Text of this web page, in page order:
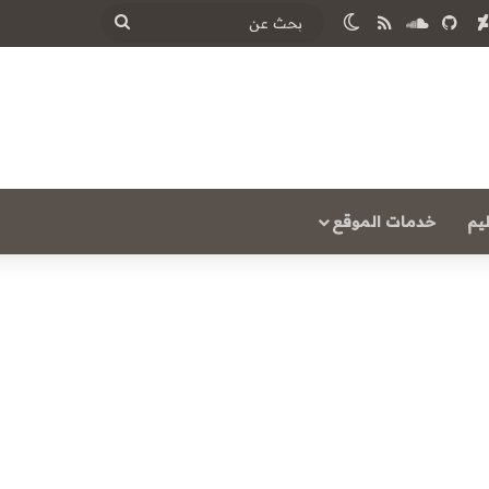
‏DeviantArt ساوند كلاود
ملخص الموقع RSS
الوضع المظلم
بحث
خدمات الموقع